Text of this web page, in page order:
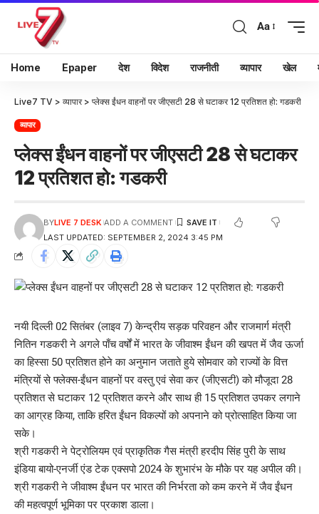
Aa
Home Epaper देश विदेश राजनीती व्यापार खेल
Live7 TV > व्यापार> प्लेक्स ईंधन वाहनों पर जीएसटी 28 से घटाकर 12 प्रतिशत हो: गडकरी
व्यापार
प्लेक्स ईंधन वाहनों पर जीएसटी 28 से घटाकर
12 प्रतिशत हो: गडकरी
LAST UPDATED: SEPTEMBER 2, 2024 3:45 PM
BYLIVE 7 DESK ADD A COMMENT
नयी दिल्ली 02 सितंबर (लाइव 7) केन्द्रीय सड़क परिवहन और राजमार्ग मंत्री
नितिन गडकरी ने अगले पाँच वर्षों में भारत के जीवाश्म ईंधन की खपत में जैव ऊर्जा
का हिस्सा 50 प्रतिशत होने का अनुमान जताते हुये सोमवार को राज्यों के वित्त
मंत्रियों से फ्लेक्स-ईंधन वाहनों पर वस्तु एवं सेवा कर (जीएसटी) को मौजूदा 28
प्रतिशत से घटाकर 12 प्रतिशत करने और साथ ही 15 प्रतिशत उपकर लगाने
का आग्रह किया, ताकि हरित ईंधन विकल्पों को अपनाने को प्रोत्साहित किया जा
सके।
श्री गडकरी ने पेट्रोलियम एवं प्राकृतिक गैस मंत्री हरदीप सिंह पुरी के साथ
इंडिया बायो-एनर्जी एंड टेक एक्सपो 2024 के शुभारंभ के मौके पर यह अपील की।
श्री गडकरी ने जीवाश्म ईंधन पर भारत की निर्भरता को कम करने में जैव ईंधन
की महत्वपूर्ण भूमिका पर प्रकाश डाला।